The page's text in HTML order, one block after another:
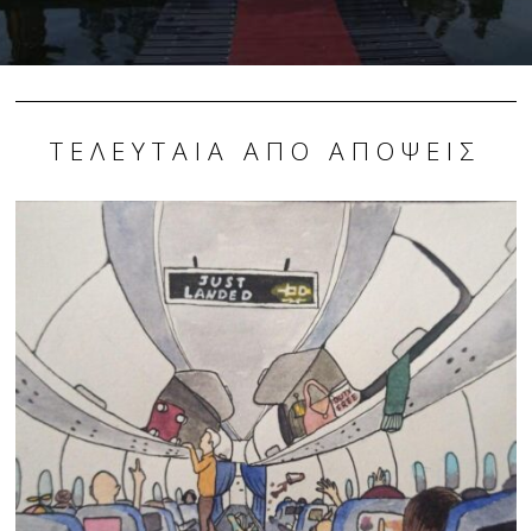
ΤΕΛΕΥΤΑΊΑ ΑΠΌ ΑΠΟΨΕΙΣ